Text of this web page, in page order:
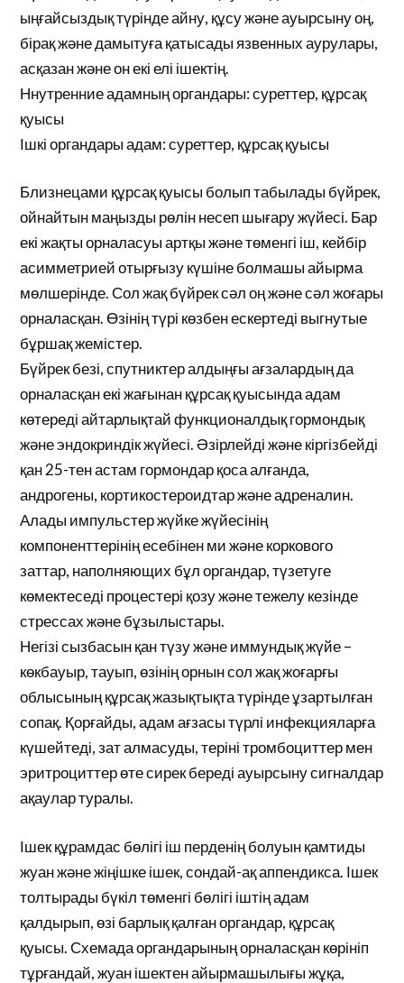
ыңғайсыздық түрінде айну, құсу және ауырсыну оң,
бірақ және дамытуға қатысады язвенных аурулары,
асқазан және он екі елі ішектің.
Ннутренние адамның органдары: суреттер, құрсақ
қуысы
Ішкі органдары адам: суреттер, құрсақ қуысы
Близнецами құрсақ қуысы болып табылады бүйрек,
ойнайтын маңызды рөлін несеп шығару жүйесі. Бар
екі жақты орналасуы артқы және төменгі іш, кейбір
асимметрией отырғызу күшіне болмашы айырма
мөлшерінде. Сол жақ бүйрек сәл оң және сәл жоғары
орналасқан. Өзінің түрі көзбен ескертеді выгнутые
бұршақ жемістер.
Бүйрек безі, спутниктер алдыңғы ағзалардың да
орналасқан екі жағынан құрсақ қуысында адам
көтереді айтарлықтай функционалдық гормондық
және эндокриндік жүйесі. Әзірлейді және кіргізбейді
қан 25-тен астам гормондар қоса алғанда,
андрогены, кортикостероидтар және адреналин.
Алады импульстер жүйке жүйесінің
компоненттерінің есебінен ми және коркового
заттар, наполняющих бұл органдар, түзетуге
көмектеседі процестері қозу және тежелу кезінде
стрессах және бұзылыстары.
Негізі сызбасын қан түзу және иммундық жүйе –
көкбауыр, тауып, өзінің орнын сол жақ жоғарғы
облысының құрсақ жазықтықта түрінде ұзартылған
сопақ. Қорғайды, адам ағзасы түрлі инфекцияларға
күшейтеді, зат алмасуды, теріні тромбоциттер мен
эритроциттер өте сирек береді ауырсыну сигналдар
ақаулар туралы.
Ішек құрамдас бөлігі іш перденің болуын қамтиды
жуан және жіңішке ішек, сондай-ақ аппендикса. Ішек
толтырады бүкіл төменгі бөлігі іштің адам
қалдырып, өзі барлық қалған органдар, құрсақ
қуысы. Схемада органдарының орналасқан көрініп
тұрғандай, жуан ішектен айырмашылығы жұқа,